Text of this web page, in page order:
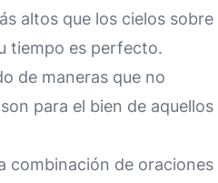
altos que los cielos sobre
tiempo es perfecto.
de maneras que no
para el bien de aquellos
combinación de oraciones